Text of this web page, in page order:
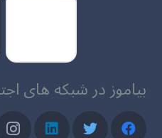
بیاموز در شبکه های